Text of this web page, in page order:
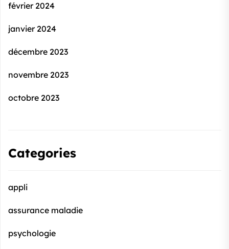
février 2024
janvier 2024
décembre 2023
novembre 2023
octobre 2023
Categories
appli
assurance maladie
psychologie